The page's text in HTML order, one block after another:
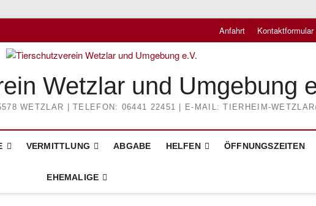
Anfahrt Kontaktformular
Wetzlar und Umgebung
WETZLAR | TELEFON: 06441 22451 | E-MAIL: TIERHEIM-
VERMITTLUNG ABGABE HELFEN ÖFFNUNGSZEITEN
EHEMALIGE